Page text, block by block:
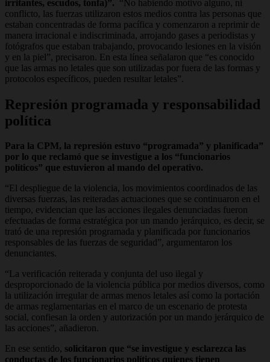
irritantes, escudos, tonfa)”. “No habiendo motivo alguno, ni
conflicto, las fuerzas utilizaron estos medios contra las personas que
estaban concentradas de forma pacífica y comenzaron a reprimir de
manera irracional e indiscriminada, arrojando gases a periodistas y
fotógrafos que estaban trabajando, provocando lesiones en la visión
y en la piel”, precisaron. En esta línea señalaron que “es conocido
que las armas no letales que son utilizadas por fuera de las formas y
protocolos específicos, pueden resultar letales”.
Represión programada y responsabilidad
política
Para la CPM, la represión estuvo “programada” y planificada”
por lo que reclamó que se investigue a los “funcionarios
políticos” que estuvieron al mando del operativo.
“El despliegue de la violencia, los movimientos coordinados de las
diversas fuerzas, las reiteradas actuaciones que se continuaron en el
tiempo, evidencian que las acciones ilegales denunciadas fueron
efectuadas de forma estratégica por un mando jerárquico, es decir, se
trató de una represión programada y planificada por funcionarios
responsables de las fuerzas de seguridad”, argumentaron los
denunciantes.
“La verificación reiterada y conjunta del uso ilegal y
desproporcionado de la violencia pública por medios diversos, como
la utilización irregular de armas menos letales así como la portación
de armas reglamentarias en el marco de un escenario de protesta
social, confiesan la orden y autorización por un mando jerárquico de
las acciones”, añadieron.
En ese sentido, solicitaron que “se investigue y esclarezca las
conductas de los funcionarios políticos quienes tienen